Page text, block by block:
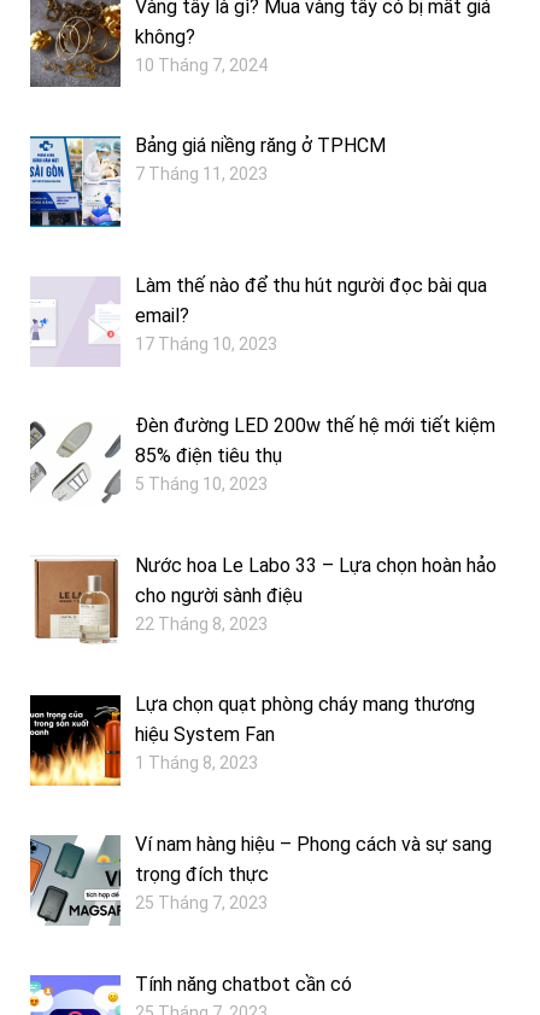
Vàng tây là gì? Mua vàng tây có bị mất giá
không?
10 Tháng 7, 2024
Bảng giá niềng răng ở TPHCM
7 Tháng 11, 2023
Làm thế nào để thu hút người đọc bài qua
email?
17 Tháng 10, 2023
Đèn đường LED 200w thế hệ mới tiết kiệm
85% điện tiêu thụ
5 Tháng 10, 2023
Nước hoa Le Labo 33 – Lựa chọn hoàn hảo
cho người sành điệu
22 Tháng 8, 2023
Lựa chọn quạt phòng cháy mang thương
hiệu System Fan
1 Tháng 8, 2023
Ví nam hàng hiệu – Phong cách và sự sang
trọng đích thực
25 Tháng 7, 2023
Tính năng chatbot cần có